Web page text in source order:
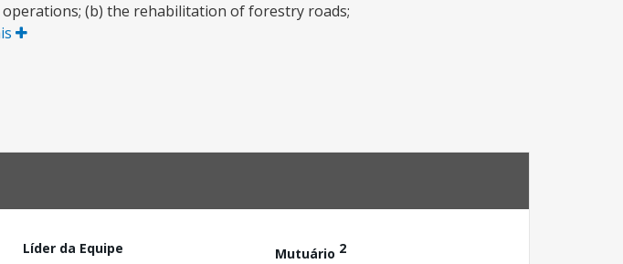
(b) the rehabilitation of forestry roads;
Líder da Equipe Mutuário 2